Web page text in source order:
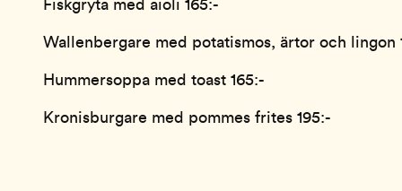
Fiskgryta med aioli 165:-
Wallenbergare med potatismos, ärtor och lingon
Hummersoppa med toast 165:-
Kronisburgare med pommes frites 195:-